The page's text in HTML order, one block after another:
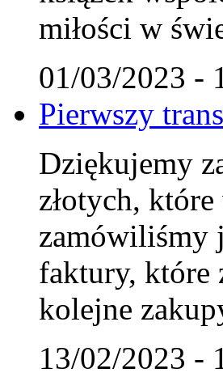
miłości w
01/03/2023 -
Pierwszy
Dziękujemy
złotych,
zamówiliśmy
faktury, które
kolejne
13/02/2023 -